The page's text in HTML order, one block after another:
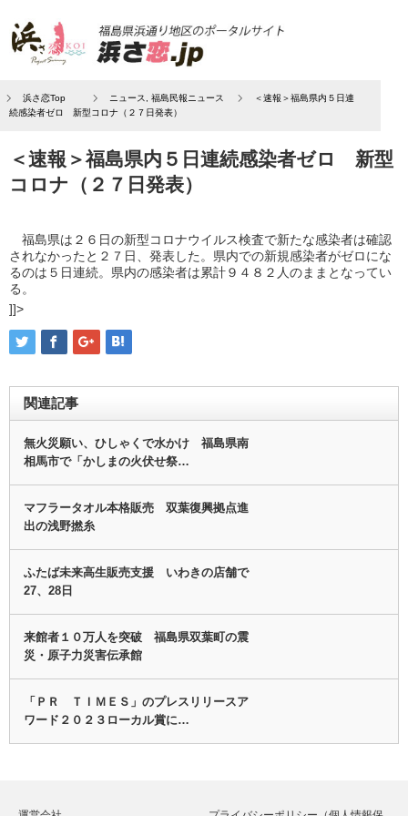
浜さ恋Top ニュース 福島民報ニュース
＜速報＞福島県内５日連
続感染者ゼロ 新型コロナ（２７日発表）
＜速報＞福島県内５日連続感染者ゼロ 新型
コロナ（２７日発表）
福島県は２６日の新型コロナウイルス検査で新たな感染者は確認
されなかったと２７日、発表した。県内での新規感染者がゼロにな
るのは５日連続。県内の感染者は累計９４８２人のままとなってい
る。
]]>
関連記事
無火災願い、ひしゃくで水かけ 福島県南
相馬市で「かしまの火伏せ祭…
マフラータオル本格販売 双葉復興拠点進
出の浅野撚糸
ふたば未来高生販売支援 いわきの店舗で
27、28日
来館者１０万人を突破 福島県双葉町の震
災・原子力災害伝承館
「ＰＲ ＴＩＭＥＳ」のプレスリリースア
ワード２０２３ローカル賞に…